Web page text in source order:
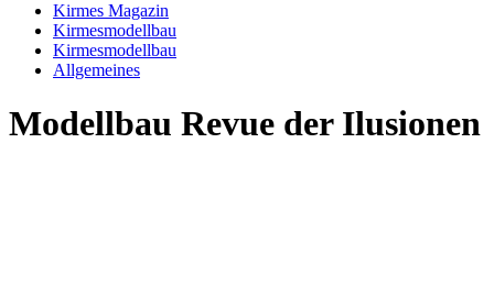
Kirmes Magazin
Kirmesmodellbau
Kirmesmodellbau
Allgemeines
Modellbau Revue der Ilusionen